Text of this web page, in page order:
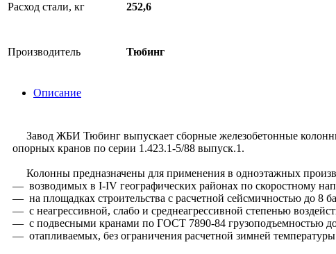
Расход стали, кг 252,6
Производитель Тюбинг
Описание
Завод ЖБИ Тюбинг выпускает сборные железобетонные
опорных кранов по серии 1.423.1-5/88 выпуск.1.
Колонны предназначены для применения в одноэтажных
— возводимых в I-IV географических районах по скоростному
— на площадках строительства с расчетной сейсмичностью до 8
— с неагрессивной, слабо и среднеагрессивной степенью
— с подвесными кранами по ГОСТ 7890-84 грузоподъемностью до
— отапливаемых, без ограничения расчетной зимней